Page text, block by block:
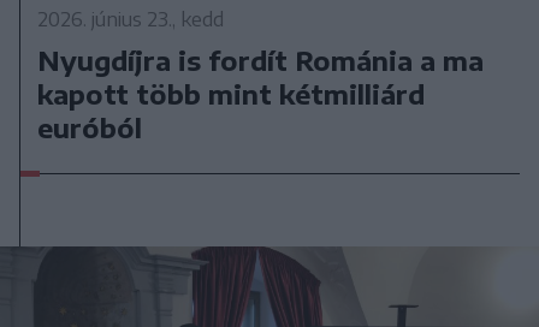
2026. június 23., kedd
Nyugdíjra is fordít Románia a ma
kapott több mint kétmilliárd
euróból